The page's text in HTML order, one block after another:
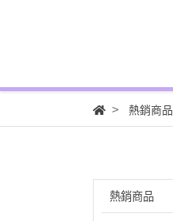
熱銷商品
熱銷商品